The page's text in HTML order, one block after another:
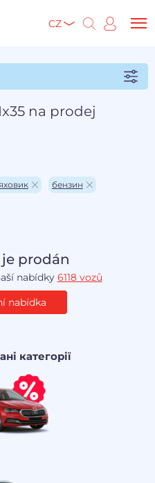
CZ
na prodej
бензин
prodán
nabídky 6118 vozů
nabídka
категорії